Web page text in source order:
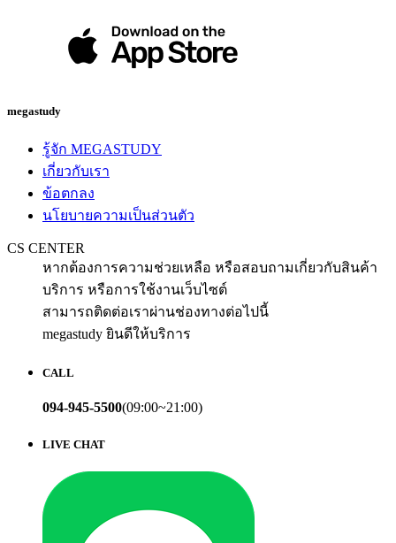
megastudy
รู้จัก MEGASTUDY
เกี่ยวกับเรา
ข้อตกลง
นโยบายความเป็นส่วนตัว
CS CENTER
หากต้องการความช่วยเหลือ หรือสอบถามเกี่ยวกับสินค้า
บริการ หรือการใช้งานเว็บไซต์
สามารถติดต่อเราผ่านช่องทางต่อไปนี้
megastudy ยินดีให้บริการ
CALL
094-945-5500(09:00~21:00)
LIVE CHAT